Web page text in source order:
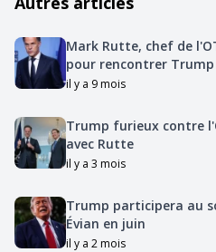
Mark Rutte, chef de
pour rencontrer Trump
il y a 9 mois
Trump furieux contre
avec Rutte
il y a 3 mois
Trump participera au
Évian en juin
il y a 2 mois